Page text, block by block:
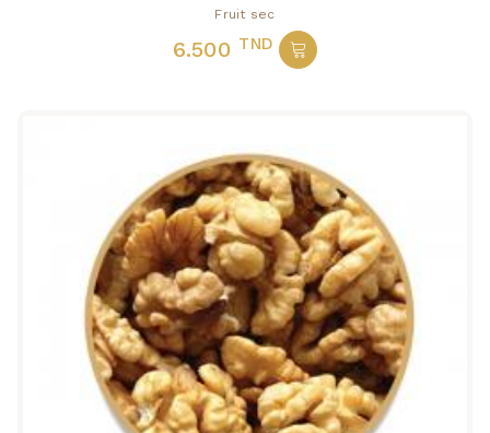
Fruit sec
6.500 TND